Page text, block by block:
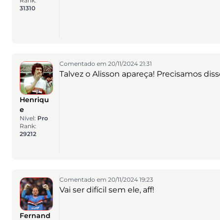
31310
Henriqu
e
Nível: Pro
Rank:
29212
Comentado em 20/11/2024 21:31
Talvez o Alisson apareça! Precisamos
Fernand
Comentado em 20/11/2024 19:23
Vai ser difícil sem ele, aff!